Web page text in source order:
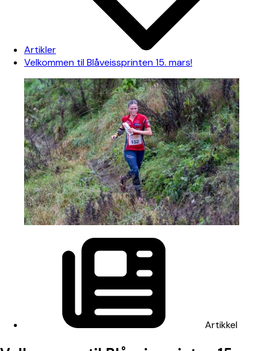
Artikler
Velkommen til Blåveissprinten 15. mars!
Artikkel